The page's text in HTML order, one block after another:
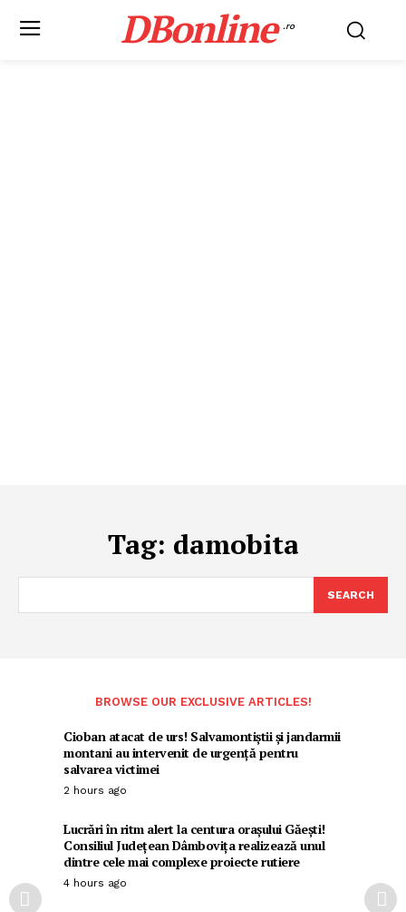
DBonline .ro
Tag: damobita
SEARCH
BROWSE OUR EXCLUSIVE ARTICLES!
Cioban atacat de urs! Salvamontiștii și jandarmii
montani au intervenit de urgență pentru
salvarea victimei
2 hours ago
Lucrări în ritm alert la centura orașului Găești!
Consiliul Județean Dâmbovița realizează unul
dintre cele mai complexe proiecte rutiere
4 hours ago